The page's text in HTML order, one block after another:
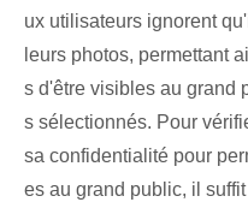
ux utilisateurs ignorent
leurs photos, permettant
s d'être visibles au grand
s sélectionnés. Pour
sa confidentialité pour
es au grand public, il